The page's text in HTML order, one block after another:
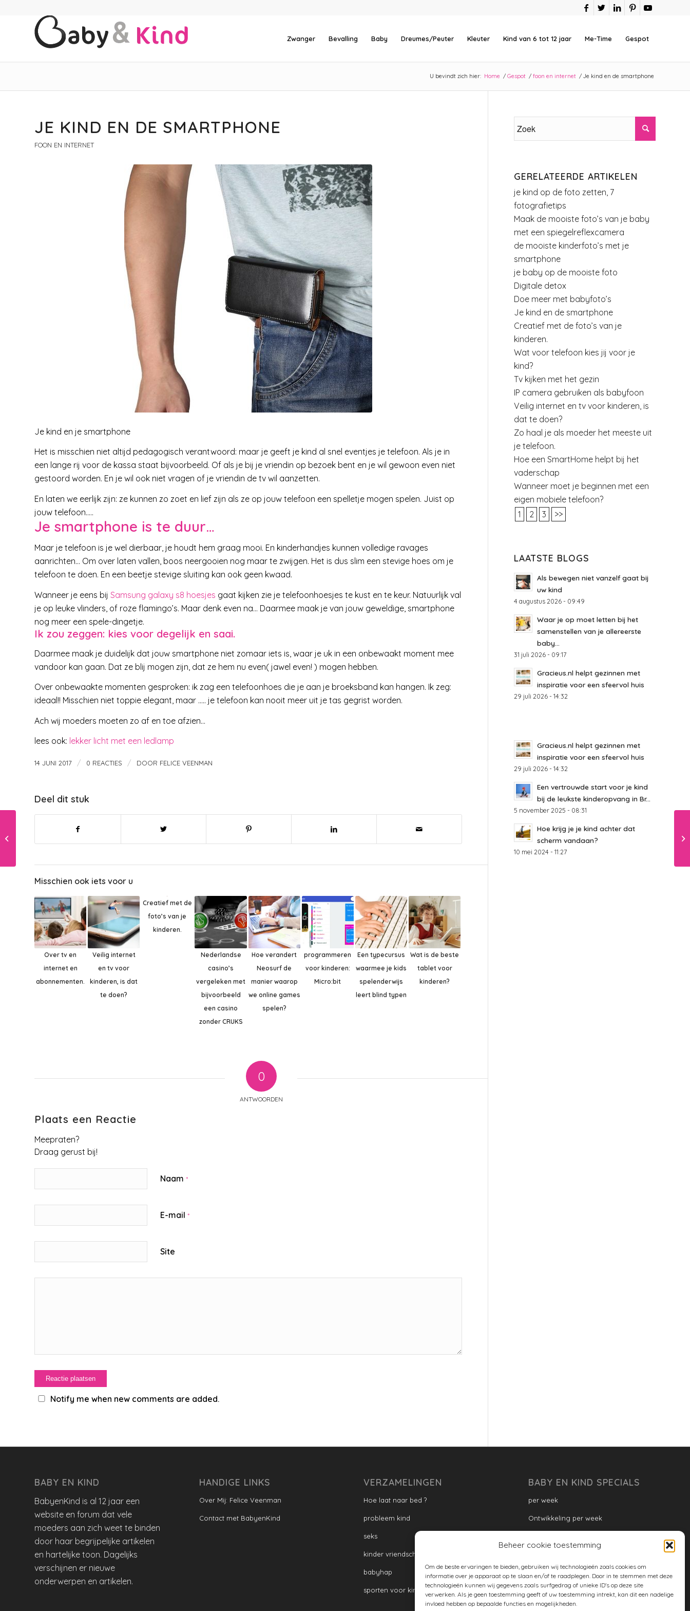
Beheer cookie toestemming
Om de beste ervaringen te bieden, gebruiken wij technologieën zoals cookies om
informatie over je apparaat op te slaan en/of te raadplegen. Door in te stemmen met deze
technologieën kunnen wij gegevens zoals surfgedrag of unieke ID's op deze site
verwerken. Als je geen toestemming geeft of uw toestemming intrekt, kan dit een nadelige
invloed hebben op bepaalde functies en mogelijkheden.
Zwanger Bevalling Baby Dreumes/Peuter Kleuter Kind van 6 tot 12 jaar Me-Time Gespot
U bevindt zich hier: Home / Gespot / foon en internet / Je kind en de smartphone
JE KIND EN DE SMARTPHONE
FOON EN INTERNET
Je kind en je smartphone
Het is misschien niet altijd pedagogisch verantwoord: maar je geeft je kind al snel eventjes je telefoon. Als je in
een lange rij voor de kassa staat bijvoorbeeld. Of als je bij je vriendin op bezoek bent en je wil gewoon even niet
gestoord worden. En je wil ook niet vragen of je vriendin de tv wil aanzetten.
En laten we eerlijk zijn: ze kunnen zo zoet en lief zijn als ze op jouw telefoon een spelletje mogen spelen. Juist op
jouw telefoon…..
Je smartphone is te duur…
Maar je telefoon is je wel dierbaar, je houdt hem graag mooi. En kinderhandjes kunnen volledige ravages
aanrichten… Om over laten vallen, boos neergooien nog maar te zwijgen. Het is dus slim een stevige hoes om je
telefoon te doen. En een beetje stevige sluiting kan ook geen kwaad.
Wanneer je eens bij Samsung galaxy s8 hoesjes gaat kijken zie je telefoonhoesjes te kust en te keur. Natuurlijk val
je op leuke vlinders, of roze flamingo’s. Maar denk even na… Daarmee maak je van jouw geweldige, smartphone
nog meer een spele-dingetje.
Ik zou zeggen: kies voor degelijk en saai.
Daarmee maak je duidelijk dat jouw smartphone niet zomaar iets is, waar je uk in een onbewaakt moment mee
vandoor kan gaan. Dat ze blij mogen zijn, dat ze hem nu even( jawel even! ) mogen hebben.
Over onbewaakte momenten gesproken: ik zag een telefoonhoes die je aan je broeksband kan hangen. Ik zeg:
ideaal!! Misschien niet toppie elegant, maar ….. je telefoon kan nooit meer uit je tas gegrist worden.
Ach wij moeders moeten zo af en toe afzien…
lees ook: lekker licht met een ledlamp
14 JUNI 2017 / 0 REACTIES / DOOR FELICE VEENMAN
Deel dit stuk
Misschien ook iets voor u
Over tv en
internet en
abonnementen.
Veilig internet
en tv voor
kinderen, is dat
te doen?
Creatief met de
foto’s van je
kinderen.
Nederlandse
casino’s
vergeleken met
bijvoorbeeld
een casino
zonder CRUKS
Hoe verandert
Neosurf de
manier waarop
we online games
spelen?
programmeren
voor kinderen:
Micro:bit
Een typecursus
waarmee je kids
spelenderwijs
leert blind typen
Wat is de beste
tablet voor
kinderen?
0
ANTWOORDEN
Plaats een Reactie
Meepraten?
Draag gerust bij!
Naam *
E-mail *
Site
Notify me when new comments are added.
GERELATEERDE ARTIKELEN
je kind op de foto zetten, 7
fotografietips
Maak de mooiste foto’s van je baby
met een spiegelreflexcamera
de mooiste kinderfoto’s met je
smartphone
je baby op de mooiste foto
Digitale detox
Doe meer met babyfoto’s
Je kind en de smartphone
Creatief met de foto’s van je
kinderen.
Wat voor telefoon kies jij voor je
kind?
Tv kijken met het gezin
IP camera gebruiken als babyfoon
Veilig internet en tv voor kinderen, is
dat te doen?
Zo haal je als moeder het meeste uit
je telefoon.
Hoe een SmartHome helpt bij het
vaderschap
Wanneer moet je beginnen met een
eigen mobiele telefoon?
1
2 3 >>
LAATSTE BLOGS
Als bewegen niet vanzelf gaat bij
uw kind
4 augustus 2026 - 09:49
Waar je op moet letten bij het
samenstellen van je allereerste
baby...
31 juli 2026 - 09:17
Gracieus.nl helpt gezinnen met
inspiratie voor een sfeervol huis
29 juli 2026 - 14:32
Gracieus.nl helpt gezinnen met
inspiratie voor een sfeervol huis
29 juli 2026 - 14:32
Een vertrouwde start voor je kind
bij de leukste kinderopvang in Br...
5 november 2025 - 08:31
Hoe krijg je je kind achter dat
scherm vandaan?
10 mei 2024 - 11:27
BABY EN KIND
BabyenKind is al 12 jaar een
website en forum dat vele
moeders aan zich weet te binden
door haar begrijpelijke artikelen
en hartelijke toon. Dagelijks
verschijnen er nieuwe
onderwerpen en artikelen.
HANDIGE LINKS
Over Mij: Felice Veenman
Contact met BabyenKind
VERZAMELINGEN
Hoe laat naar bed ?
probleem kind
seks
kinder vriendschap
babyhap
sporten voor kinderen
BABY EN KIND SPECIALS
per week
Ontwikkeling per week
Ontwikkeling per maand
ontwikkeling per jaar
Cookiebeleid (EU)